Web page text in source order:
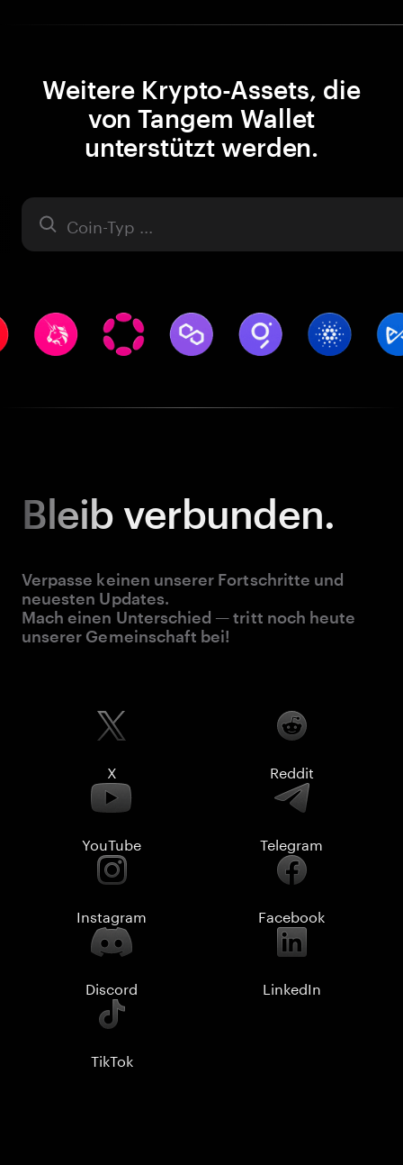
Weitere Krypto-Assets, die
von Tangem Wallet
unterstützt werden.
Asset
Bleib verbunden.
Verpasse keinen unserer Fortschritte und
neuesten Updates.
Mach einen Unterschied — tritt noch heute
unserer Gemeinschaft bei!
X Reddit
YouTube Telegram
Instagram Facebook
Discord LinkedIn
TikTok